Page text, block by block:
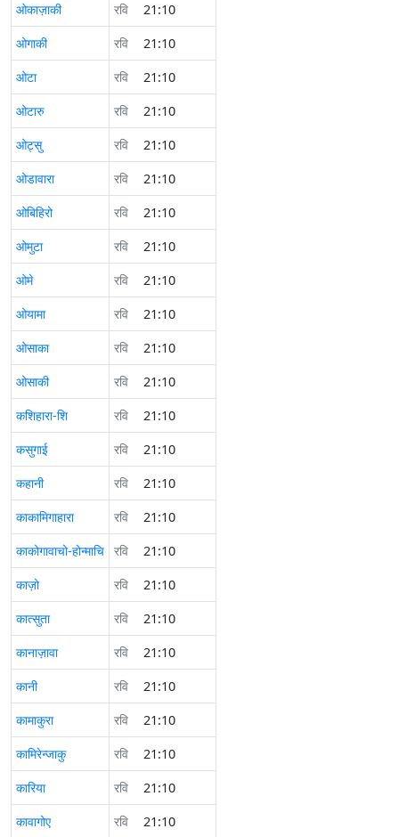
ओकाज़ाकी
रवि
21:10
ओगाकी
रवि
21:10
ओटा
रवि
21:10
ओटारु
रवि
21:10
ओट्सु
रवि
21:10
ओडावारा
रवि
21:10
ओबिहिरो
रवि
21:10
ओमुटा
रवि
21:10
ओमे
रवि
21:10
ओयामा
रवि
21:10
ओसाका
रवि
21:10
ओसाकी
रवि
21:10
कशिहारा-शि
रवि
21:10
कसुगाई
रवि
21:10
कहानी
रवि
21:10
काकामिगाहारा
रवि
21:10
काकोगावाचो-होन्माचि रवि
21:10
काज़ो
रवि
21:10
कात्सुता
रवि
21:10
कानाज़ावा
रवि
21:10
कानी
रवि
21:10
कामाकुरा
रवि
21:10
कामिरेन्जाकु
रवि
21:10
कारिया
रवि
21:10
कावागोए
रवि 21:10